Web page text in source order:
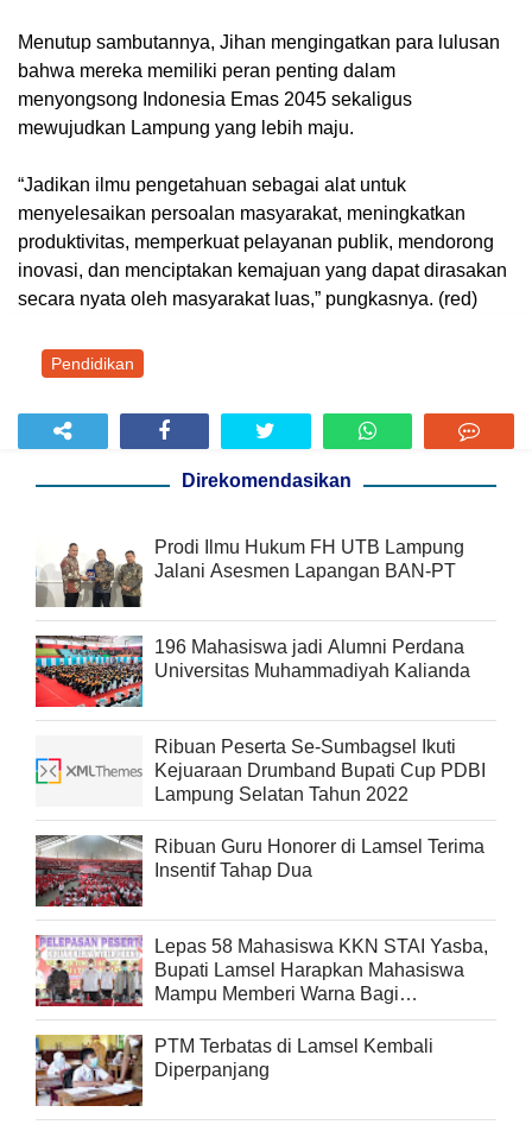
Menutup sambutannya, Jihan mengingatkan para lulusan
bahwa mereka memiliki peran penting dalam
menyongsong Indonesia Emas 2045 sekaligus
mewujudkan Lampung yang lebih maju.
“Jadikan ilmu pengetahuan sebagai alat untuk
menyelesaikan persoalan masyarakat, meningkatkan
produktivitas, memperkuat pelayanan publik, mendorong
inovasi, dan menciptakan kemajuan yang dapat dirasakan
secara nyata oleh masyarakat luas,” pungkasnya. (red)
Pendidikan
Direkomendasikan
Prodi Ilmu Hukum FH UTB Lampung
Jalani Asesmen Lapangan BAN-PT
196 Mahasiswa jadi Alumni Perdana
Universitas Muhammadiyah Kalianda
Ribuan Peserta Se-Sumbagsel Ikuti
Kejuaraan Drumband Bupati Cup PDBI
Lampung Selatan Tahun 2022
Ribuan Guru Honorer di Lamsel Terima
Insentif Tahap Dua
Lepas 58 Mahasiswa KKN STAI Yasba,
Bupati Lamsel Harapkan Mahasiswa
Mampu Memberi Warna Bagi
Masyarakat
PTM Terbatas di Lamsel Kembali
Diperpanjang